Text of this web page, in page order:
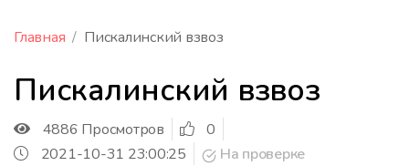
Главная Пискалинский взвоз
Пискалинский взвоз
4886 Просмотров
0
2021-10-31 23:00:25
На проверке